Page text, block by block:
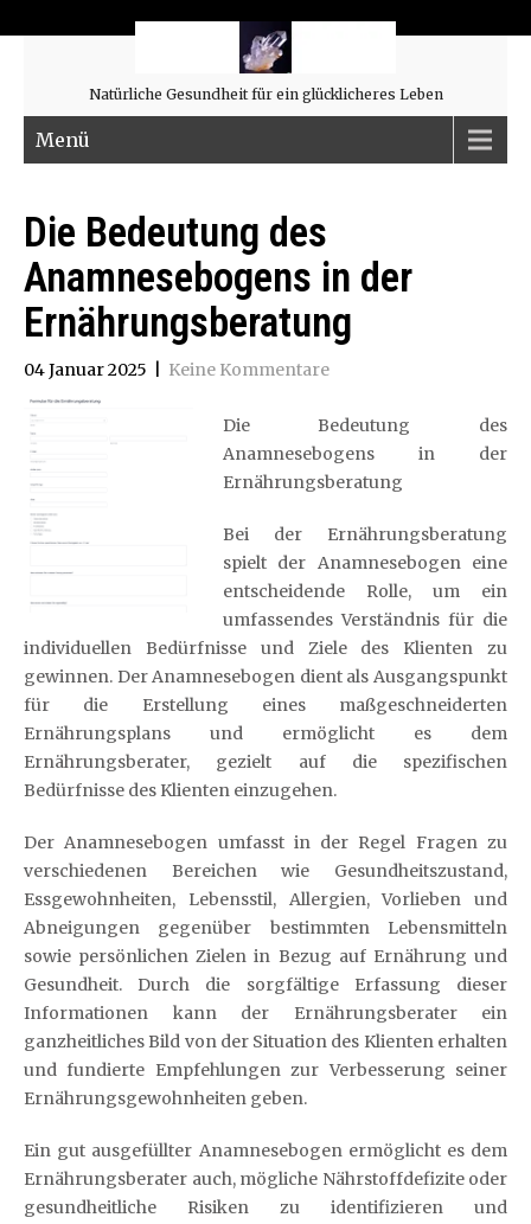
Natürliche Gesundheit für ein glücklicheres Leben
Menü
Die Bedeutung des
Anamnesebogens in der
Ernährungsberatung
04 Januar 2025 Keine Kommentare
Die Bedeutung des
Anamnesebogens in der
Ernährungsberatung
Bei der Ernährungsberatung
spielt der Anamnesebogen eine
entscheidende Rolle, um ein
umfassendes Verständnis für die
individuellen Bedürfnisse und Ziele des Klienten zu
gewinnen. Der Anamnesebogen dient als Ausgangspunkt
für die Erstellung eines maßgeschneiderten
Ernährungsplans und ermöglicht es dem
Ernährungsberater, gezielt auf die spezifischen
Bedürfnisse des Klienten einzugehen.
Der Anamnesebogen umfasst in der Regel Fragen zu
verschiedenen Bereichen wie Gesundheitszustand,
Essgewohnheiten, Lebensstil, Allergien, Vorlieben und
Abneigungen gegenüber bestimmten Lebensmitteln
sowie persönlichen Zielen in Bezug auf Ernährung und
Gesundheit. Durch die sorgfältige Erfassung dieser
Informationen kann der Ernährungsberater ein
ganzheitliches Bild von der Situation des Klienten erhalten
und fundierte Empfehlungen zur Verbesserung seiner
Ernährungsgewohnheiten geben.
Ein gut ausgefüllter Anamnesebogen ermöglicht es dem
Ernährungsberater auch, mögliche Nährstoffdefizite oder
gesundheitliche Risiken zu identifizieren und